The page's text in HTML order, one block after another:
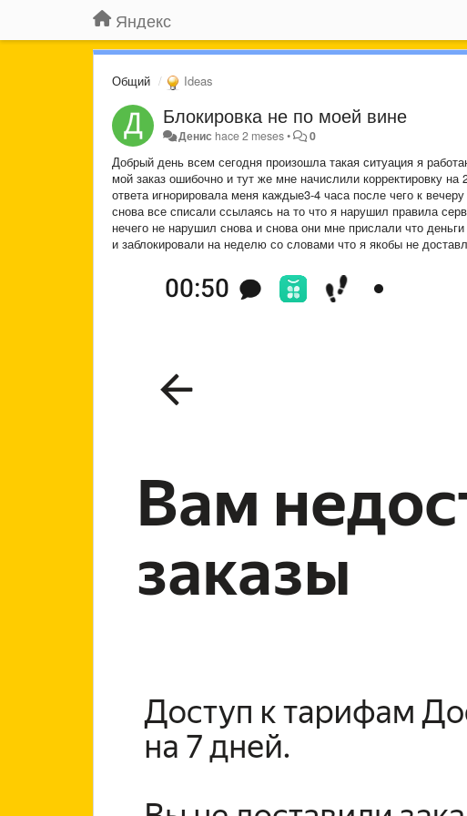
Яндекс
Общий Ideas
Блокировка не по моей вине
Денис hace 2 meses• 0
Добрый день всем сегодня произошла такая ситуация я
мой заказ ошибочно и тут же мне начислили корректировку
ответа игнорировала меня каждые3-4 часа после чего к
снова все списали ссылаясь на то что я нарушил правила
нечего не нарушил снова и снова они мне прислали что
и заблокировали на неделю со словами что я якобы не